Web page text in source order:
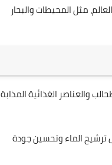
مثل المحيطات والبحار
والعناصر الغذائية المذابة
ترشيح الماء وتحسين جودة